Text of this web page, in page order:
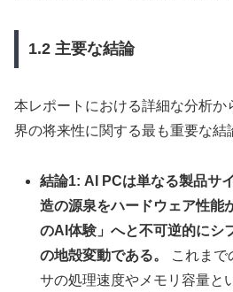
1.2 主要な結論
本レポートにおける詳細な分析か
界の将来性に関する最も重要な結
結論1: AI PCは単なる製品サ
造の源泉をハードウェア性能
のAI体験」へと不可逆的にシ
の地殻変動である。
これまで
サの処理速度やメモリ容量と